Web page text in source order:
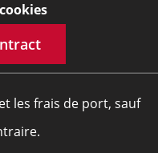
les frais de port, sauf